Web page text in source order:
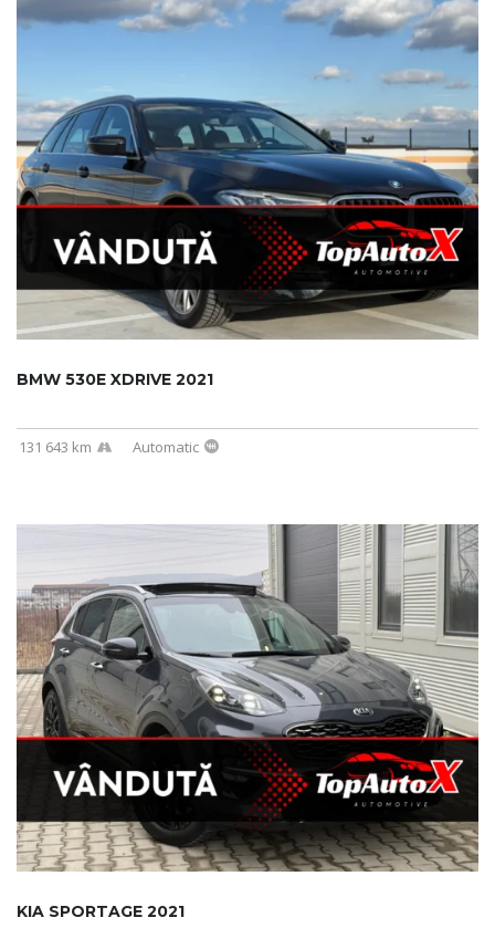
BMW 530E XDRIVE 2021
131 643 km Automatic
KIA SPORTAGE 2021